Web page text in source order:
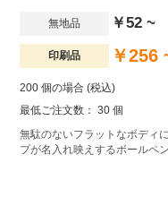
無地品 ￥52 ~
印刷品 ￥256
200 個の場合 (税込)
最低ご注文数： 30 個
無駄のないフラットなボディ
プが名入れ映えするボールペン